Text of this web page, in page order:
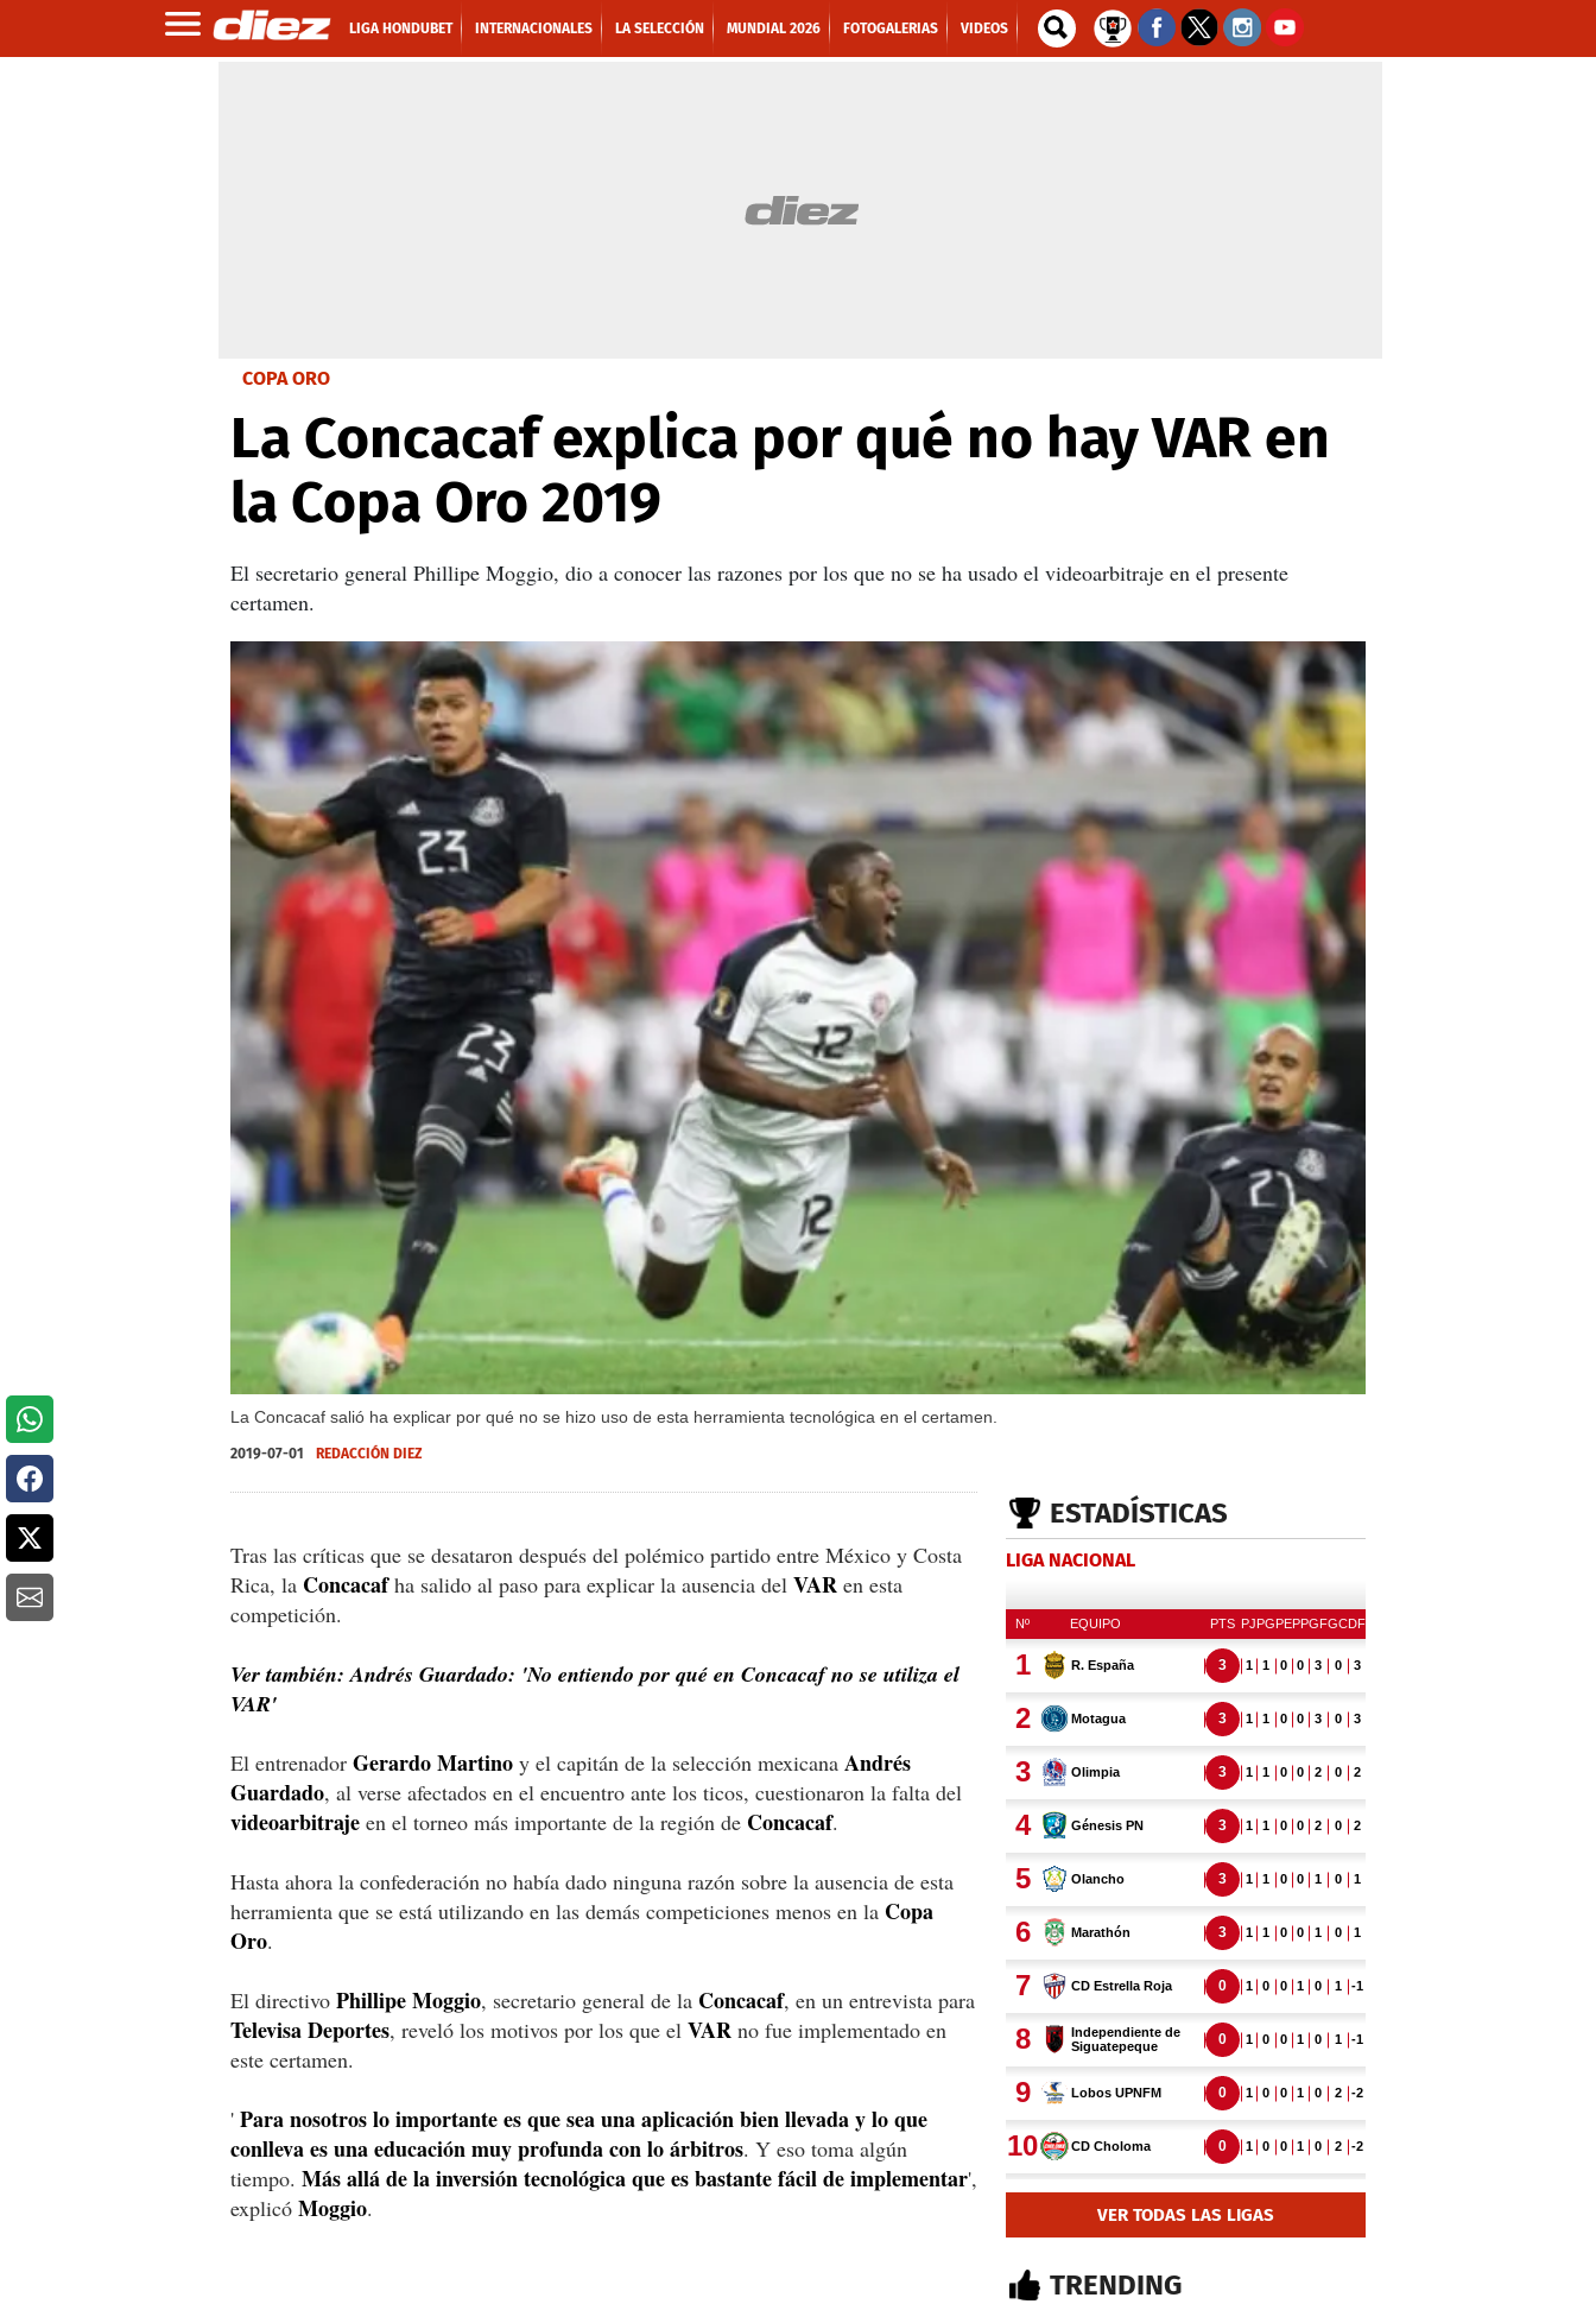
LIGA HONDUBET INTERNACIONALES LA SELECCIÓN MUNDIAL 2026 FOTOGALERIAS VIDEOS
COPA ORO
La Concacaf explica por qué no hay VAR en
la Copa Oro 2019
El secretario general Phillipe Moggio, dio a conocer las razones por los que no se ha usado el videoarbitraje en el presente
certamen.
La Concacaf salió ha explicar por qué no se hizo uso de esta herramienta tecnológica en el certamen.
2019-07-01 REDACCIÓN DIEZ
Tras las críticas que se desataron después del polémico partido entre México y Costa
Rica, la Concacafha salido al paso para explicar la ausencia del VAR en esta
competición.
Ver también: Andrés Guardado: 'No entiendo por qué en Concacaf no se utiliza el
VAR'
El entrenador Gerardo Martino y el capitán de la selección mexicana Andrés
Guardado, al verse afectados en el encuentro ante los ticos, cuestionaron la falta del
videoarbitraje en el torneo más importante de la región de Concacaf.
Hasta ahora la confederación no había dado ninguna razón sobre la ausencia de esta
herramienta que se está utilizando en las demás competiciones menos en la Copa
Oro.
El directivo Phillipe Moggio, secretario general de la Concacaf, en un entrevista para
Televisa Deportes, reveló los motivos por los que el VAR no fue implementado en
este certamen.
' Para nosotros lo importante es que sea una aplicación bien llevada y lo que
conlleva es una educación muy profunda con lo árbitros. Y eso toma algún
tiempo. Más allá de la inversión tecnológica que es bastante fácil de implementar',
explicó Moggio.
ESTADÍSTICAS
LIGA NACIONAL
VER TODAS LAS LIGAS
TRENDING